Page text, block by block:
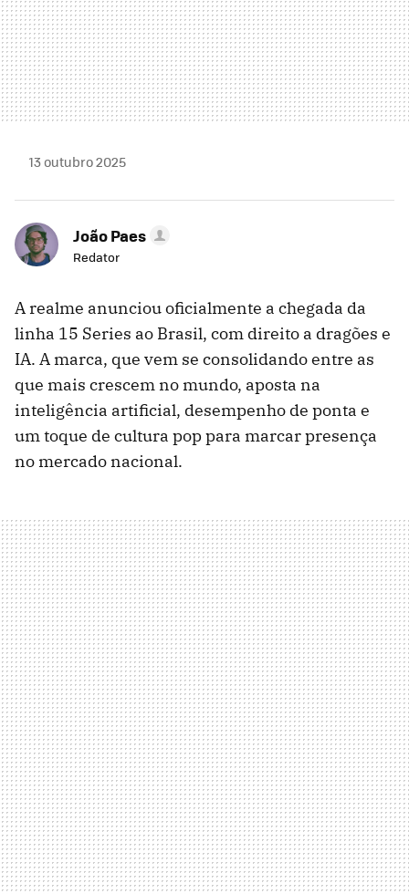
13 outubro 2025
João Paes
Redator
A realme anunciou oficialmente a chegada da
linha 15 Series ao Brasil, com direito a dragões e
IA. A marca, que vem se consolidando entre as
que mais crescem no mundo, aposta na
inteligência artificial, desempenho de ponta e
um toque de cultura pop para marcar presença
no mercado nacional.